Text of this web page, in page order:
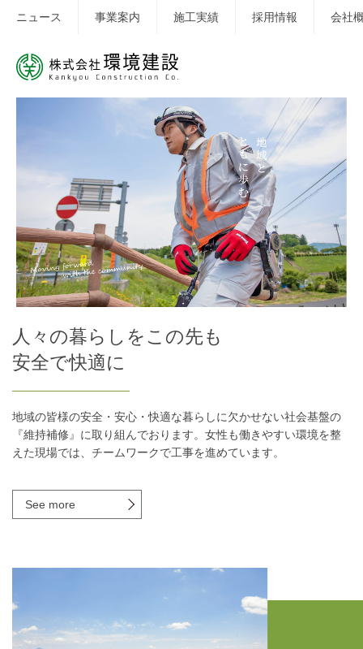
ニュース 事業案内 施工実績 採用情報 会社
e
m
f
人々の暮らしをこの先も
安全で快適に
地域の皆様の安全・安心・快適な暮らしに欠かせない社会基盤の
『維持補修』に取り組んでおります。女性も働きやすい環境を整
えた現場では、チームワークで工事を進めています。
See more